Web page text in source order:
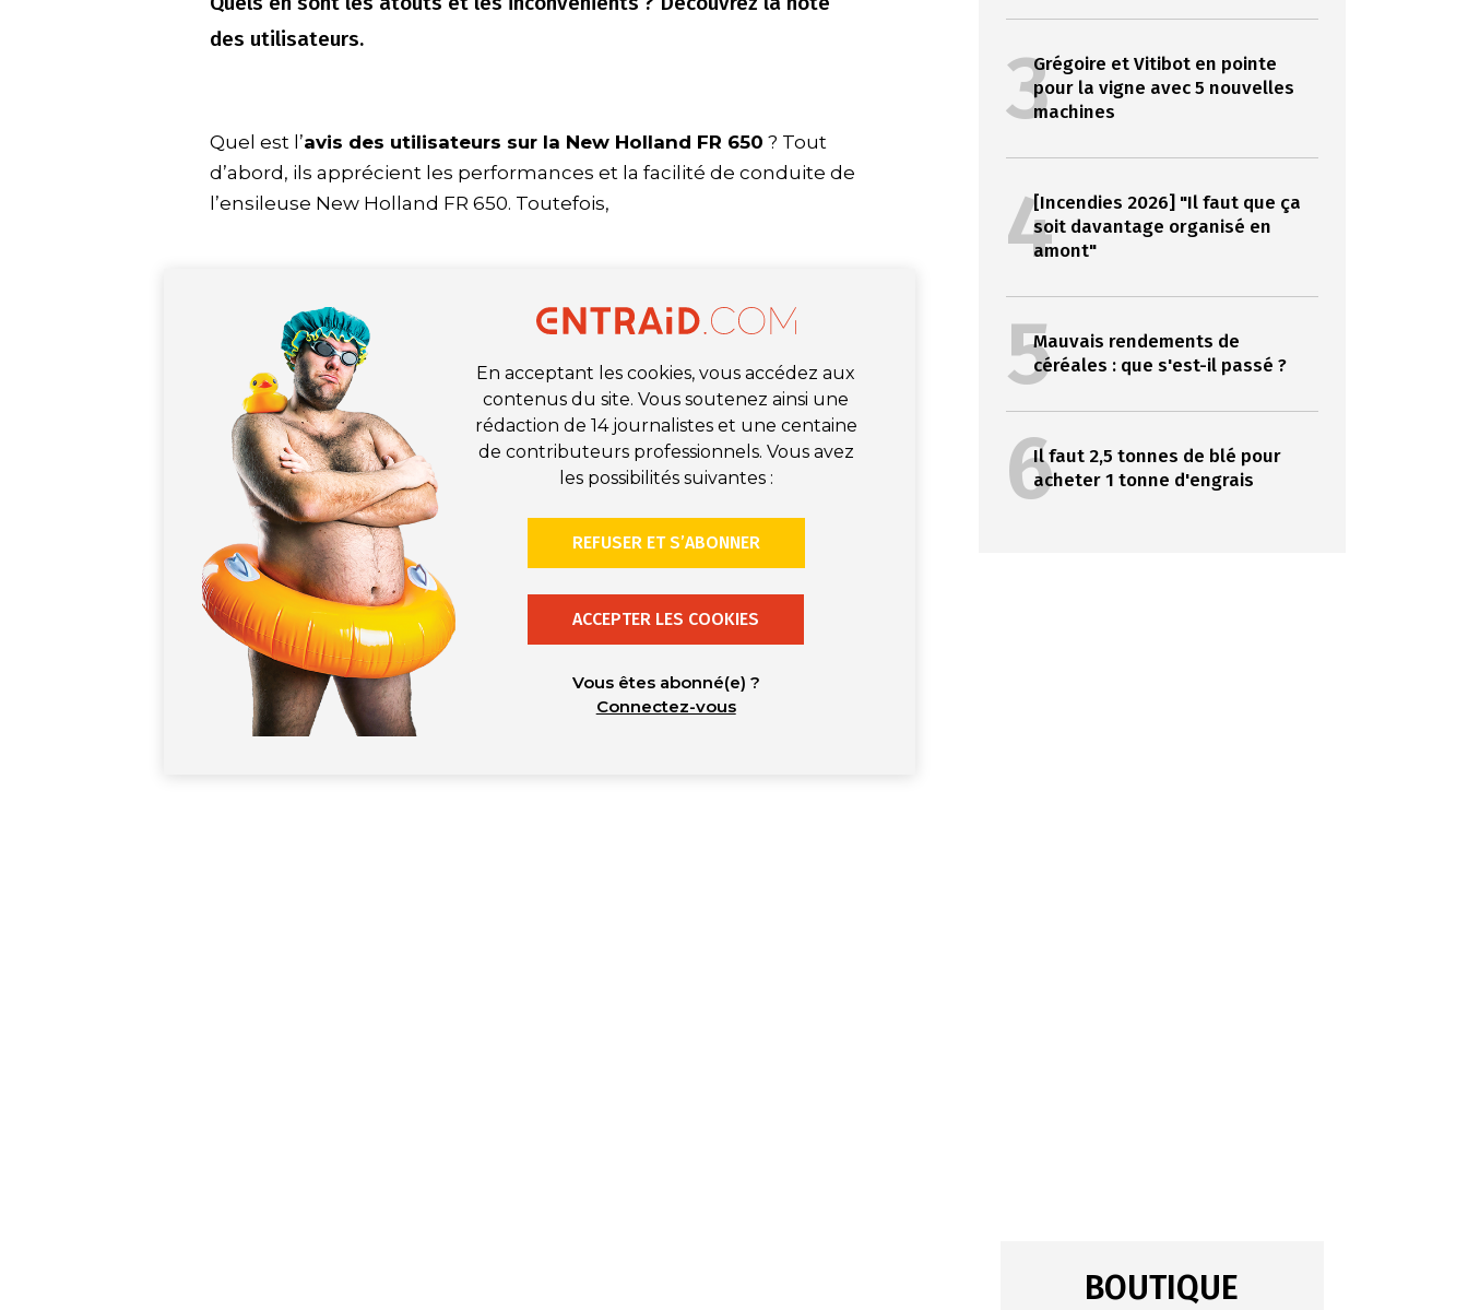
des utilisateurs.
Quel est l’avis des utilisateurs sur la New Holland FR 650 ? Tout
d’abord, ils apprécient les performances et la facilité de conduite de
l’ensileuse New Holland FR 650. Toutefois,
En acceptant les cookies, vous accédez aux
contenus du site. Vous soutenez ainsi une
rédaction de 14 journalistes et une centaine
de contributeurs professionnels. Vous avez
les possibilités suivantes :
REFUSER ET S’ABONNER
ACCEPTER LES COOKIES
Vous êtes abonné(e) ?
Connectez-vous
3Grégoire et Vitibot en pointe
pour la vigne avec 5 nouvelles
machines
4[Incendies 2026] "Il faut que ça
soit davantage organisé en
amont"
5Mauvais rendements de
céréales : que s'est-il passé ?
6Il faut 2,5 tonnes de blé pour
acheter 1 tonne d'engrais
BOUTIQUE